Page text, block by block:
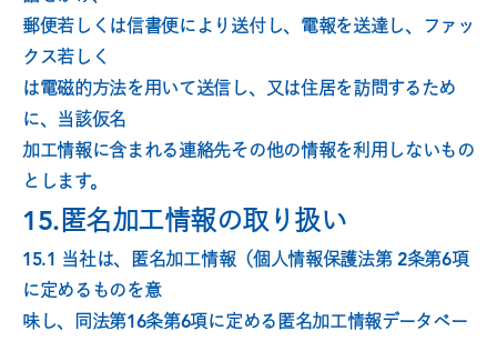
郵便若しくは信書便により送付し、電報を送達し、ファッ
クス若しく
は電磁的方法を用いて送信し、又は住居を訪問するため
に、当該仮名
加工情報に含まれる連絡先その他の情報を利用しないもの
とします。
15.匿名加工情報の取り扱い
15.1 当社は、匿名加工情報（個人情報保護法第 2条第6項
に定めるものを意
味し、同法第16条第6項に定める匿名加工情報データベー